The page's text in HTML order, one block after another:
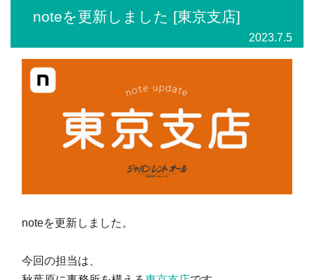
2023.7.5
noteを更新しました [東京支店]
noteを更新しました。
今回の担当は、